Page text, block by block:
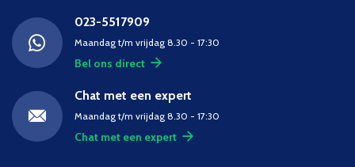
023-5517909
Maandag t/m vrijdag 8.30 - 17:30
Bel ons direct
Chat met een expert
Maandag t/m vrijdag 8.30 - 17:30
Chat met een expert